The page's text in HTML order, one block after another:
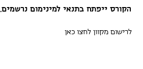
הקורס ייפתח בתנאי למינימום נרשמים.
לרישום מקוון לחצו כאן